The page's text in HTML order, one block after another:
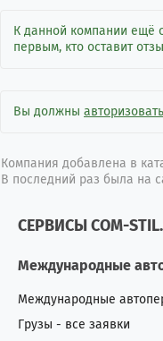
К данной компании ещё
первым, кто оставит
Вы должны
Компания добавлена в
В последний раз была на
СЕРВИСЫ COM-
Международные
Международные
Грузы - все заявки